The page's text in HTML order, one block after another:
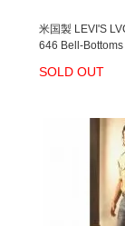
米国製 LEVI'S
646 Bell-Bottoms
SOLD OUT